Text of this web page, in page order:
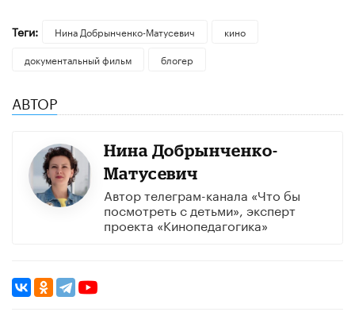
Теги: Нина Добрынченко-Матусевич
кино
документальный фильм
блогер
АВТОР
Нина Добрынченко-
Матусевич
Автор телеграм-канала «Что бы
посмотреть с детьми», эксперт
проекта «Кинопедагогика»